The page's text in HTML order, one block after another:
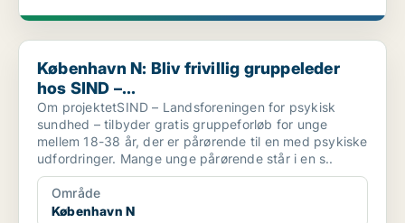
København N: Bliv frivillig gruppeleder hos SIND –...
København N: Bliv frivillig gruppeleder
hos SIND –...
Om projektetSIND – Landsforeningen for psykisk
sundhed – tilbyder gratis gruppeforløb for unge
mellem 18-38 år, der er pårørende til en med psykiske
udfordringer. Mange unge pårørende står i en s..
Område
København N